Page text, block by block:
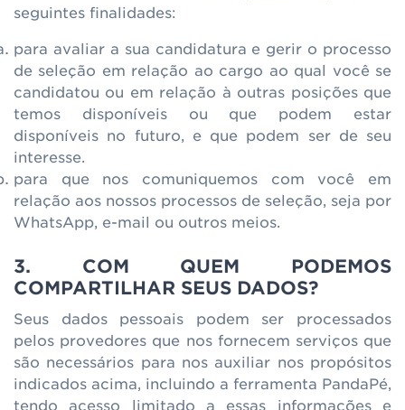
seguintes finalidades:
para avaliar a sua candidatura e gerir o processo
de seleção em relação ao cargo ao qual você se
candidatou ou em relação à outras posições que
temos disponíveis ou que podem estar
disponíveis no futuro, e que podem ser de seu
interesse.
para que nos comuniquemos com você em
relação aos nossos processos de seleção, seja por
WhatsApp, e-mail ou outros meios.
3. COM QUEM PODEMOS
COMPARTILHAR SEUS DADOS?
Seus dados pessoais podem ser processados
pelos provedores que nos fornecem serviços que
são necessários para nos auxiliar nos propósitos
indicados acima, incluindo a ferramenta PandaPé,
tendo acesso limitado a essas informações e